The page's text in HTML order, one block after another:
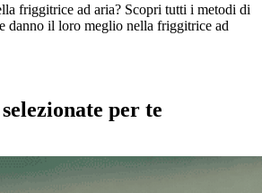
friggitrice ad aria? Scopri tutti i metodi di
danno il loro meglio nella friggitrice ad
per te